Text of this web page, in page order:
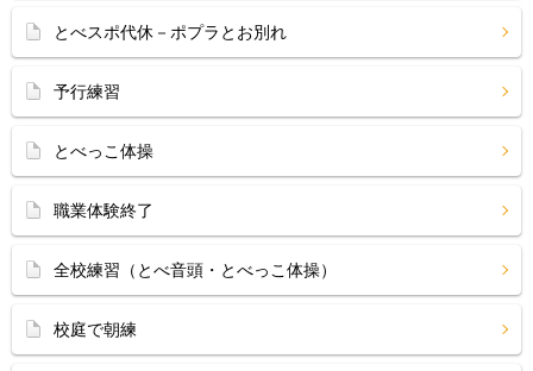
とべスポ代休－ポプラとお別れ
予行練習
とべっこ体操
職業体験終了
全校練習（とべ音頭・とべっこ体操）
校庭で朝練